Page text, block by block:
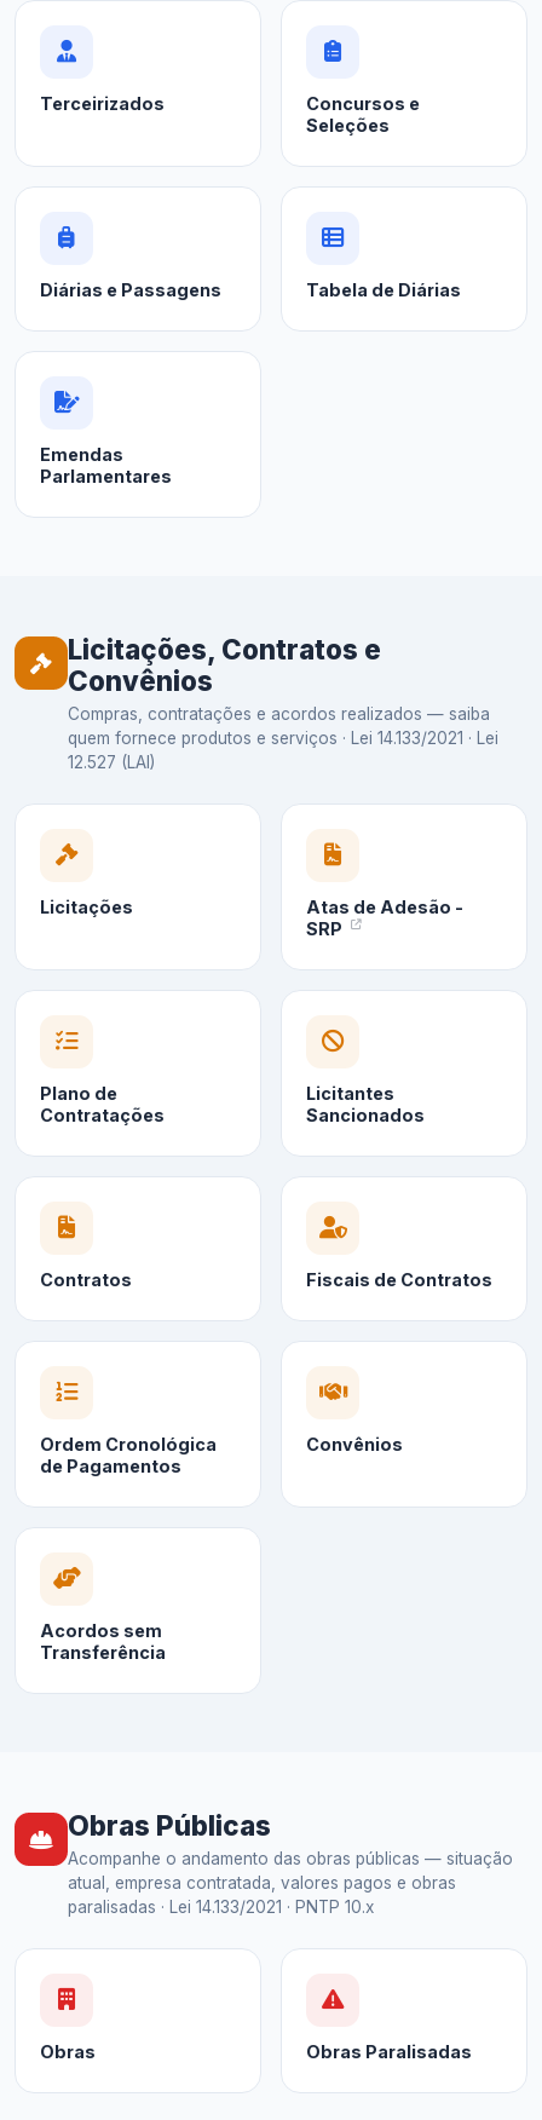
Terceirizados
Concursos e
Seleções
Diárias e Passagens Tabela de Diárias
Emendas
Parlamentares
Licitações, Contratos e
Convênios
Compras, contratações e acordos realizados — saiba
quem fornece produtos e serviços · Lei 14.133/2021 · Lei
12.527 (LAI)
Licitações
Atas de Adesão -
SRP
Plano de
Contratações
Licitantes
Sancionados
Contratos Fiscais de Contratos
Ordem Cronológica
de Pagamentos
Convênios
Acordos sem
Transferência
Obras Públicas
Acompanhe o andamento das obras públicas — situação
atual, empresa contratada, valores pagos e obras
paralisadas · Lei 14.133/2021 · PNTP 10.x
Obras Obras Paralisadas